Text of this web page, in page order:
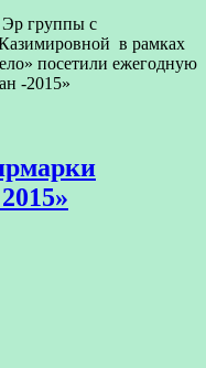
Эр группы с
в рамках
посетили ежегодную
-2015»